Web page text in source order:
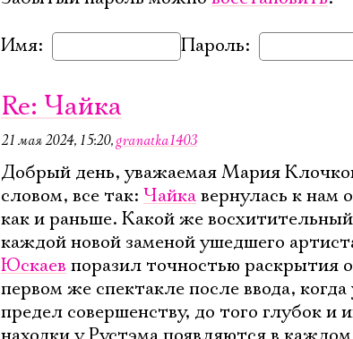
Имя: Пароль:
Re: Чайка
21 мая 2024, 15:20,granatka1403
Добрый день, уважаемая Мария
словом, все так: Чайкавернулась к нам
как и раньше. Какой же
каждой новой заменой ушедшего
Юскаев поразил точностью раскрытия
первом же спектакле после ввода,
предел совершенству, до того глубок